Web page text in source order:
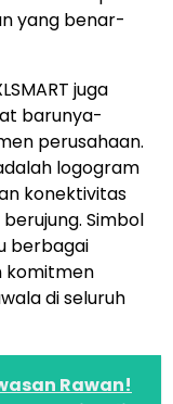
yang benar-
juga
barunya-
perusahaan.
logogram
konektivitas
Simbol
berbagai
komitmen
di seluruh
Rawan!